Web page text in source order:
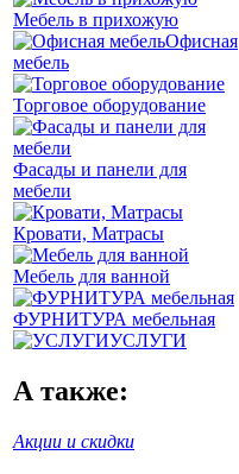
Мебель в прихожую
Офисная
мебель
Торговое оборудование
Фасады и панели для
мебели
Кровати, Матрасы
Мебель для ванной
ФУРНИТУРА мебельная
УСЛУГИ
А также:
Акции и скидки